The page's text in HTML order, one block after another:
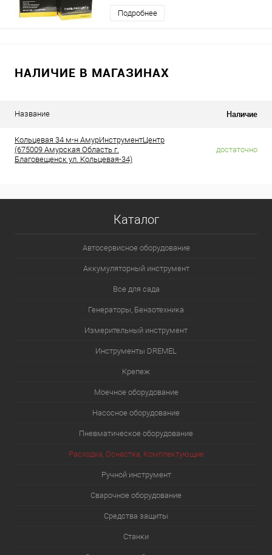
Подробнее
НАЛИЧИЕ В МАГАЗИНАХ
Название Наличие
Кольцевая 34 м-н АмурИнструментЦентр
(675009 Амурская Область г.
Благовещенск ул. Кольцевая-34)
достаточно
Каталог
Автосервисное оборудование
Аккумуляторный инструмент
Все для сада
Генераторы, Бензотехника
Измерительный инструмент
Инструменты DREMEL
Крепеж
Моечное оборудование
Насосное оборудование
Пневматическое оборудование
Расходка, Оснастка, Комплектующие
Ручной инструмент
Сварочное оборудование
Средства защиты
Станки